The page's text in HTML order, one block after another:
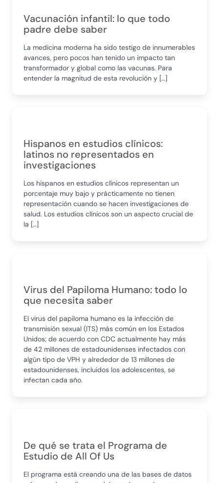
Vacunación infantil: lo que todo
padre debe saber
La medicina moderna ha sido testigo de innumerables
avances, pero pocos han tenido un impacto tan
transformador y global como las vacunas. Para
entender la magnitud de esta revolución y […]
Hispanos en estudios clínicos:
latinos no representados en
investigaciones
Los hispanos en estudios clínicos representan un
porcentaje muy bajo y prácticamente no tienen
representación cuando se hacen investigaciones de
salud. Los estudios clínicos son un aspecto crucial de
la […]
Virus del Papiloma Humano: todo lo
que necesita saber
El virus del papiloma humano es la infección de
transmisión sexual (ITS) más común en los Estados
Unidos; de acuerdo con CDC actualmente hay más
de 42 millones de estadounidenses infectados con
algún tipo de VPH y alrededor de 13 millones de
estadounidenses, incluidos los adolescentes, se
infectan cada año.
De qué se trata el Programa de
Estudio de All Of Us
El programa está creando una de las bases de datos